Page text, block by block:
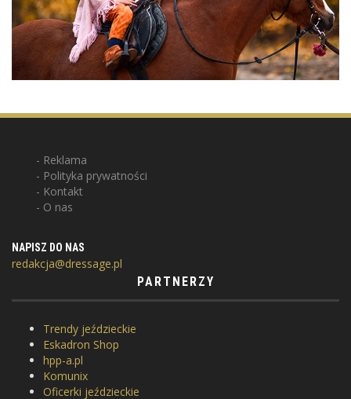
Reklama
Polityka prywatności
Kontakt
O nas
NAPISZ DO NAS
redakcja@dressage.pl
PARTNERZY
Trendy jeździeckie
Eskadron Shop
hpp-a.pl
Komunix
Oficerki jeździeckie